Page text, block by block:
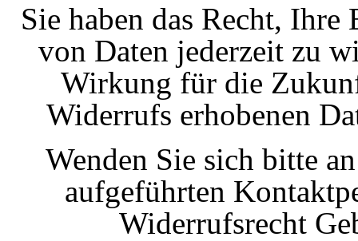
Sie haben das Recht,
von Daten jederzeit zu
Wirkung für die
Widerrufs erhobenen
Wenden Sie sich bitte
aufgeführten
Widerrufsrecht